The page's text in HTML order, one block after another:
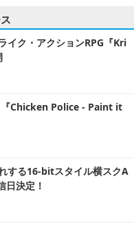
イク・アクションRPG『Kri
Chicken Police - Paint it
する16-bitスタイル横スクA
決定！